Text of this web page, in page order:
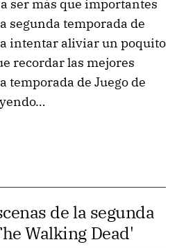
ser más que importantes
segunda temporada de
intentar aliviar un poquito
recordar las mejores
temporada de Juego de
de la segunda
Walking Dead'